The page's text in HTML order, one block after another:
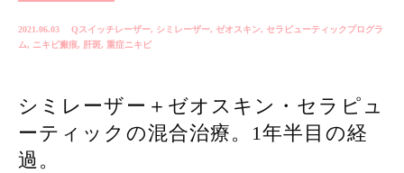
2021.06.03 Qスイッチレーザー, シミレーザー, ゼオスキン, セラピューティックプログラ
ム, ニキビ瘢痕, 肝斑, 重症ニキビ
シミレーザー＋ゼオスキン・セラピュ
ーティックの混合治療。1年半目の経
過。